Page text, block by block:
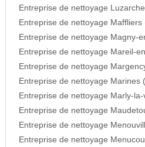
Entreprise de nettoyage
Entreprise de nettoyage Maffliers
Entreprise de nettoyage Magny-
Entreprise de nettoyage Mareil-
Entreprise de nettoyage
Entreprise de nettoyage Marines
Entreprise de nettoyage Marly-
Entreprise de nettoyage
Entreprise de nettoyage
Entreprise de nettoyage